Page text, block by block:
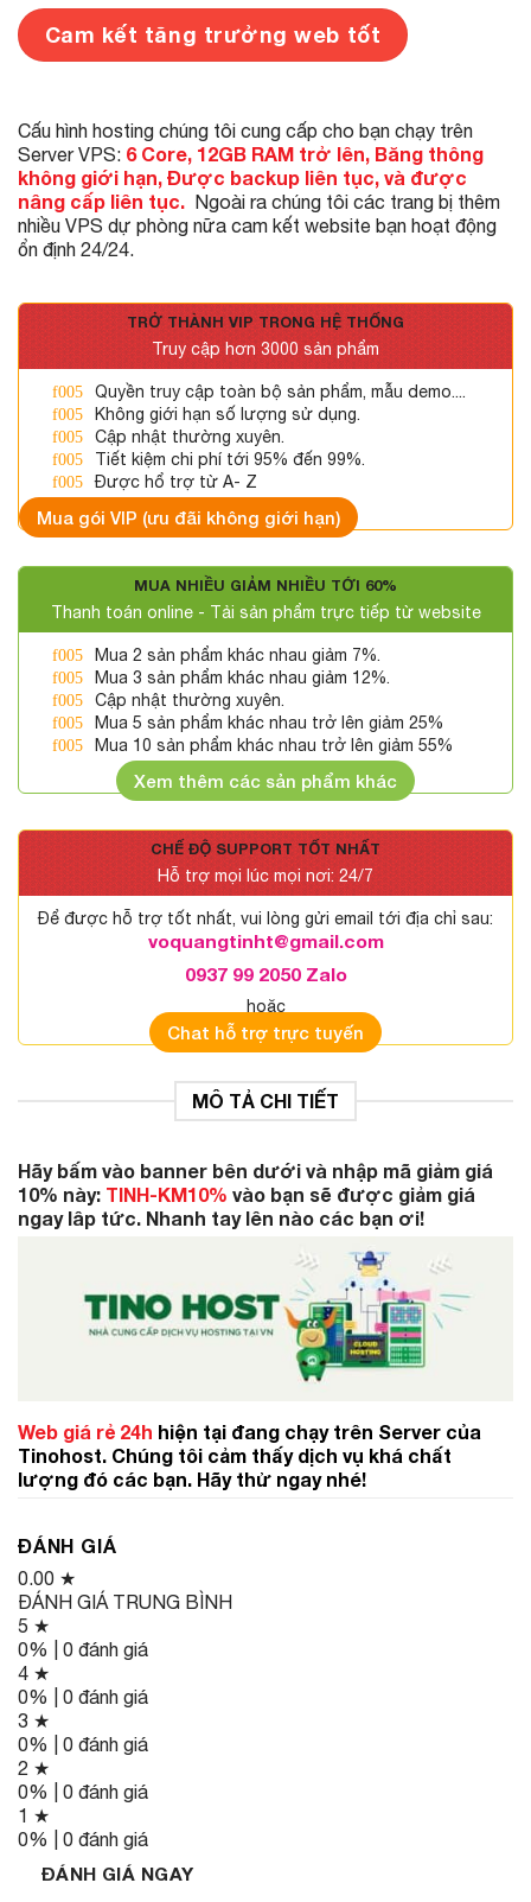
Cam kết tăng trưởng web tốt
Cấu hình hosting chúng tôi cung cấp cho bạn chạy trên
Server VPS: 6 Core, 12GB RAM trở lên, Băng thông
không giới hạn, Được backup liên tục, và được
nâng cấp liên tục. Ngoài ra chúng tôi các trang bị thêm
nhiều VPS dự phòng nữa cam kết website bạn hoạt động
ổn định 24/24.
TRỞ THÀNH VIP TRONG HỆ THỐNG
Truy cập hơn 3000 sản phẩm
Quyền truy cập toàn bộ sản phẩm, mẫu demo....
Không giới hạn số lượng sử dụng.
Cập nhật thường xuyên.
Tiết kiệm chi phí tới 95% đến 99%.
Được hổ trợ từ A- Z
Mua gói VIP (ưu đãi không giới hạn)
MUA NHIỀU GIẢM NHIỀU TỚI 60%
Thanh toán online - Tải sản phẩm trực tiếp từ website
Mua 2 sản phẩm khác nhau giảm 7%.
Mua 3 sản phẩm khác nhau giảm 12%.
Cập nhật thường xuyên.
Mua 5 sản phẩm khác nhau trở lên giảm 25%
Mua 10 sản phẩm khác nhau trở lên giảm 55%
Xem thêm các sản phẩm khác
CHẾ ĐỘ SUPPORT TỐT NHẤT
Hỗ trợ mọi lúc mọi nơi: 24/7
Để được hỗ trợ tốt nhất, vui lòng gửi email tới địa chỉ sau:
voquangtinht@gmail.com
0937 99 2050 Zalo
hoặc
Chat hỗ trợ trực tuyến
MÔ TẢ CHI TIẾT
Hãy bấm vào banner bên dưới và nhập mã giảm giá
10% này: TINH-KM10% vào bạn sẽ được giảm giá
ngay lâp tức. Nhanh tay lên nào các bạn ơi!
Web giá rẻ 24h hiện tại đang chạy trên Server của
Tinohost. Chúng tôi cảm thấy dịch vụ khá chất
lượng đó các bạn. Hãy thử ngay nhé!
ĐÁNH GIÁ
0.00 ★
ĐÁNH GIÁ TRUNG BÌNH
5 ★
0% | 0 đánh giá
4 ★
0% | 0 đánh giá
3 ★
0% | 0 đánh giá
2 ★
0% | 0 đánh giá
1 ★
0% | 0 đánh giá
ĐÁNH GIÁ NGAY